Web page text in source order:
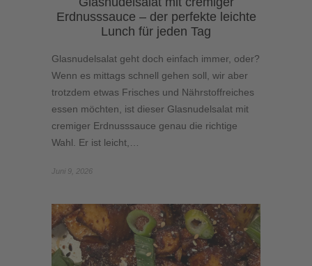
Erdnusssauce – der perfekte leichte
Lunch für jeden Tag
Glasnudelsalat geht doch einfach immer, oder?
Wenn es mittags schnell gehen soll, wir aber
trotzdem etwas Frisches und Nährstoffreiches
essen möchten, ist dieser Glasnudelsalat mit
cremiger Erdnusssauce genau die richtige
Wahl. Er ist leicht,…
Juni 9, 2026